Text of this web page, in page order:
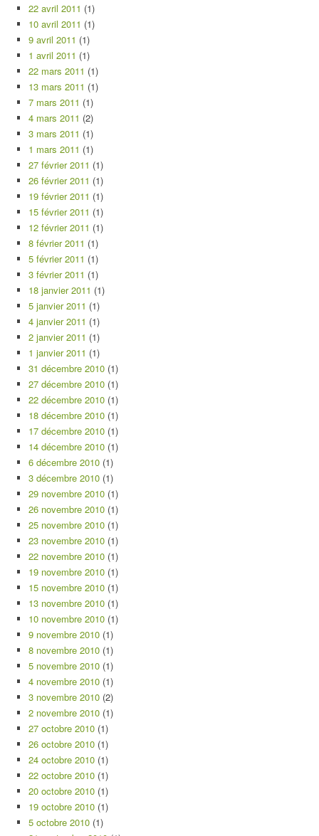
22 avril 2011 (1)
10 avril 2011 (1)
9 avril 2011 (1)
1 avril 2011 (1)
22 mars 2011 (1)
13 mars 2011 (1)
7 mars 2011 (1)
4 mars 2011 (2)
3 mars 2011 (1)
1 mars 2011 (1)
27 février 2011 (1)
26 février 2011 (1)
19 février 2011 (1)
15 février 2011 (1)
12 février 2011 (1)
8 février 2011 (1)
5 février 2011 (1)
3 février 2011 (1)
18 janvier 2011 (1)
5 janvier 2011 (1)
4 janvier 2011 (1)
2 janvier 2011 (1)
1 janvier 2011 (1)
31 décembre 2010 (1)
27 décembre 2010 (1)
22 décembre 2010 (1)
18 décembre 2010 (1)
17 décembre 2010 (1)
14 décembre 2010 (1)
6 décembre 2010 (1)
3 décembre 2010 (1)
29 novembre 2010 (1)
26 novembre 2010 (1)
25 novembre 2010 (1)
23 novembre 2010 (1)
22 novembre 2010 (1)
19 novembre 2010 (1)
15 novembre 2010 (1)
13 novembre 2010 (1)
10 novembre 2010 (1)
9 novembre 2010 (1)
8 novembre 2010 (1)
5 novembre 2010 (1)
4 novembre 2010 (1)
3 novembre 2010 (2)
2 novembre 2010 (1)
27 octobre 2010 (1)
26 octobre 2010 (1)
24 octobre 2010 (1)
22 octobre 2010 (1)
20 octobre 2010 (1)
19 octobre 2010 (1)
5 octobre 2010 (1)